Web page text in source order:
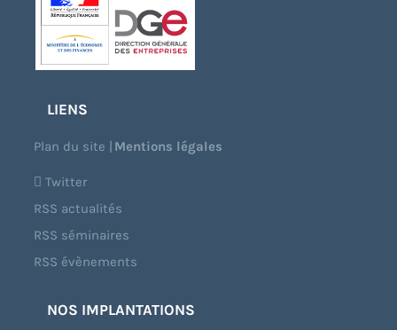
LIENS
Plan du site |Mentions légales
Twitter
RSS actualités
RSS séminaires
RSS évènements
NOS IMPLANTATIONS